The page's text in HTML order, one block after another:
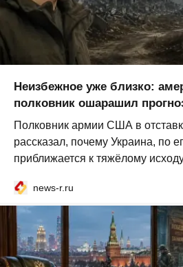
Неизбежное уже близко:
полковник ошарашил
Полковник армии США в
рассказал, почему Украина, по
приближается к тяжёлому
news-r.ru